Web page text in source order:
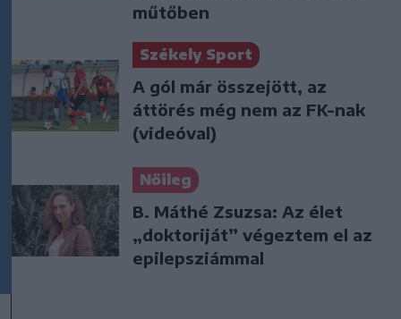
műtőben
Székely Sport
A gól már összejött, az
áttörés még nem az FK-nak
(videóval)
Nőileg
B. Máthé Zsuzsa: Az élet
„doktoriját” végeztem el az
epilepsziámmal